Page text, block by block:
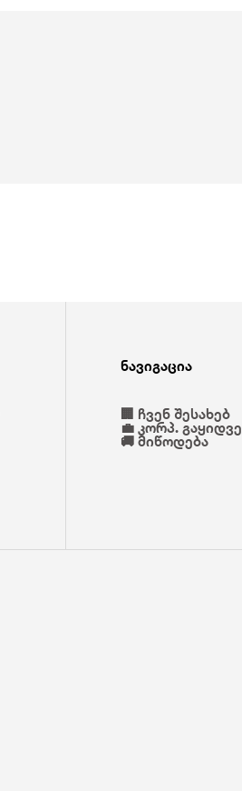
ნავიგაცია
🏢 ჩვენ შესახებ
💼 კორპ.
🚚 მიწოდება